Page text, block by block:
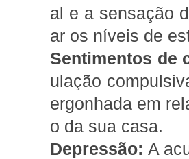
al e a sensação
ar os níveis de
Sentimentos de
ulação
ergonhada em
o da sua casa.
Depressão: A